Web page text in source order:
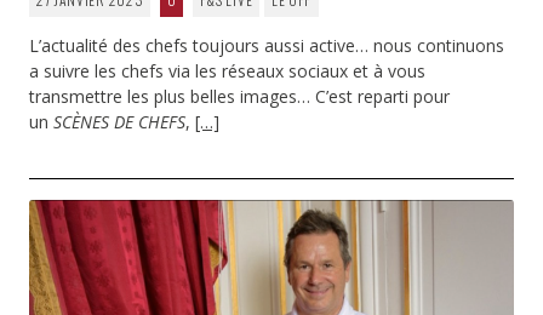
L’actualité des chefs toujours aussi active… nous continuons
a suivre les chefs via les réseaux sociaux et à vous
transmettre les plus belles images… C’est reparti pour
un SCÈNES DE CHEFS, […]